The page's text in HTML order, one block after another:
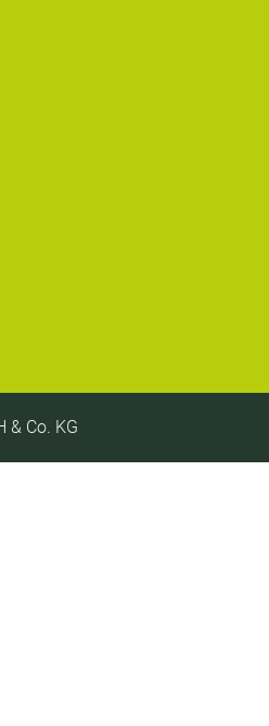
& Co. KG